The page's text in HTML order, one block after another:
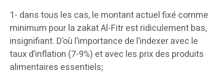
1- dans tous les cas, le montant actuel fixé comme
minimum pour la zakat Al-Fitr est ridiculement bas,
insignifiant. D’où l’importance de l’indexer avec le
taux d’inflation (7-9%) et avec les prix des produits
alimentaires essentiels;